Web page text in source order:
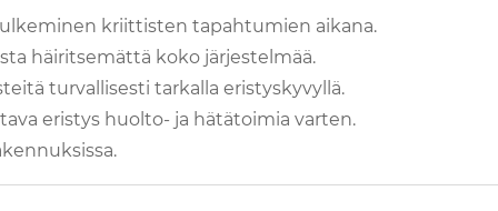
kriittisten tapahtumien aikana.
häiritsemättä koko järjestelmää.
turvallisesti tarkalla eristyskyvyllä.
eristys huolto- ja hätätoimia varten.